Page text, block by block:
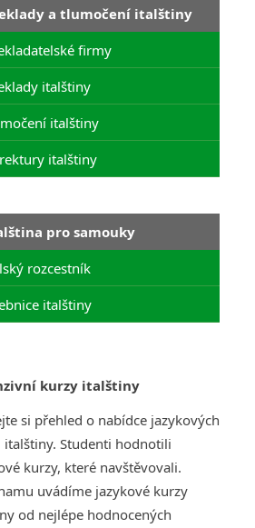
a tlumočení italštiny
firmy
italštiny
italštiny
italštiny
pro samouky
rozcestník
italštiny
kurzy italštiny
si přehled o nabídce jazykových
italštiny. Studenti hodnotili
kurzy, které navštěvovali.
uvádíme jazykové kurzy
od nejlépe hodnocených